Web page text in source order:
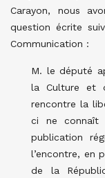
Carayon, nous
question écrite
Communication :
M. le député
la Culture et
rencontre la
ci ne connaît
publication
l’encontre, en
de la